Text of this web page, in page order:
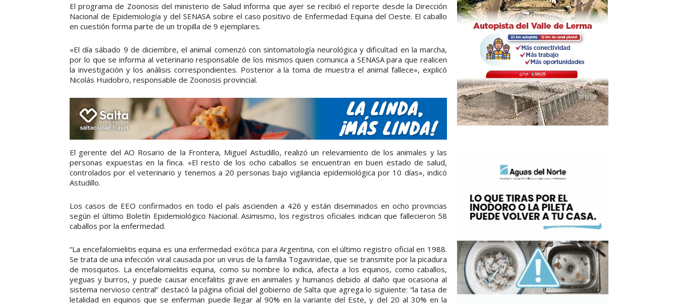
El programa de Zoonosis del ministerio de Salud informa que ayer se recibió el reporte desde la Dirección
Nacional de Epidemiología y del SENASA sobre el caso positivo de Enfermedad Equina del Oeste. El caballo
en cuestión forma parte de un tropilla de 9 ejemplares.
«El día sábado 9 de diciembre, el animal comenzó con sintomatología neurológica y dificultad en la marcha,
por lo que se informa al veterinario responsable de los mismos quien comunica a SENASA para que realicen
la investigación y los análisis correspondientes. Posterior a la toma de muestra el animal fallece», explicó
Nicolás Huidobro, responsable de Zoonosis provincial.
El gerente del AO Rosario de la Frontera, Miguel Astudillo, realizó un relevamiento de los animales y las
personas expuestas en la finca. «El resto de los ocho caballos se encuentran en buen estado de salud,
controlados por el veterinario y tenemos a 20 personas bajo vigilancia epidemiológica por 10 días», indicó
Astudillo.
Los casos de EEO confirmados en todo el país ascienden a 426 y están diseminados en ocho provincias
según el último Boletín Epidemiológico Nacional. Asimismo, los registros oficiales indican que fallecieron 58
caballos por la enfermedad.
“La encefalomielitis equina es una enfermedad exótica para Argentina, con el último registro oficial en 1988.
Se trata de una infección viral causada por un virus de la familia Togaviridae, que se transmite por la picadura
de mosquitos. La encefalomielitis equina, como su nombre lo indica, afecta a los equinos, como caballos,
yeguas y burros, y puede causar encefalitis grave en animales y humanos debido al daño que ocasiona al
sistema nervioso central” destacó la página oficial del gobierno de Salta que agrega lo siguiente: “la tasa de
letalidad en equinos que se enferman puede llegar al 90% en la variante del Este, y del 20 al 30% en la